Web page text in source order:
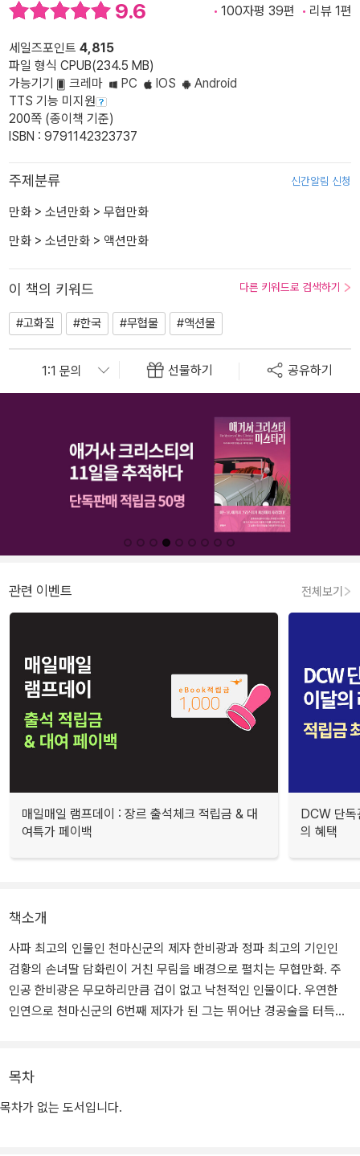
9.6 100자평 39편 리뷰 1편
세일즈포인트 4,815
파일 형식 CPUB(234.5 MB)
가능기기
크레마 PC IOS
Android
TTS 기능 미지원
200쪽 (종이책 기준)
ISBN : 9791142323737
주제분류 신간알림 신청
만화 > 소년만화 > 무협만화
만화 > 소년만화 > 액션만화
이 책의 키워드 다른 키워드로 검색하기
#고화질 #한국 #무협물 #액션물
선물하기 공유하기
관련 이벤트 전체보기
매일매일 램프데이 : 장르 출석체크 적립금 & 대
여특가 페이백
DCW 단독
의 혜택
책소개
사파 최고의 인물인 천마신군의 제자 한비광과 정파 최고의 기인인
검황의 손녀딸 담화린이 거친 무림을 배경으로 펼치는 무협만화. 주
인공 한비광은 무모하리만큼 겁이 없고 낙천적인 인물이다. 우연한
인연으로 천마신군의 6번째 제자가 된 그는 뛰어난 경공술을 터득하
로 실종된 할아버지를 찾기 위해 남장으로 변장하고 강호를 누비다
목차
목차가 없는 도서입니다.